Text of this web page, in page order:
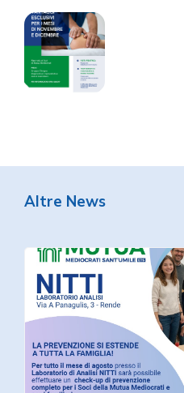
Altre News